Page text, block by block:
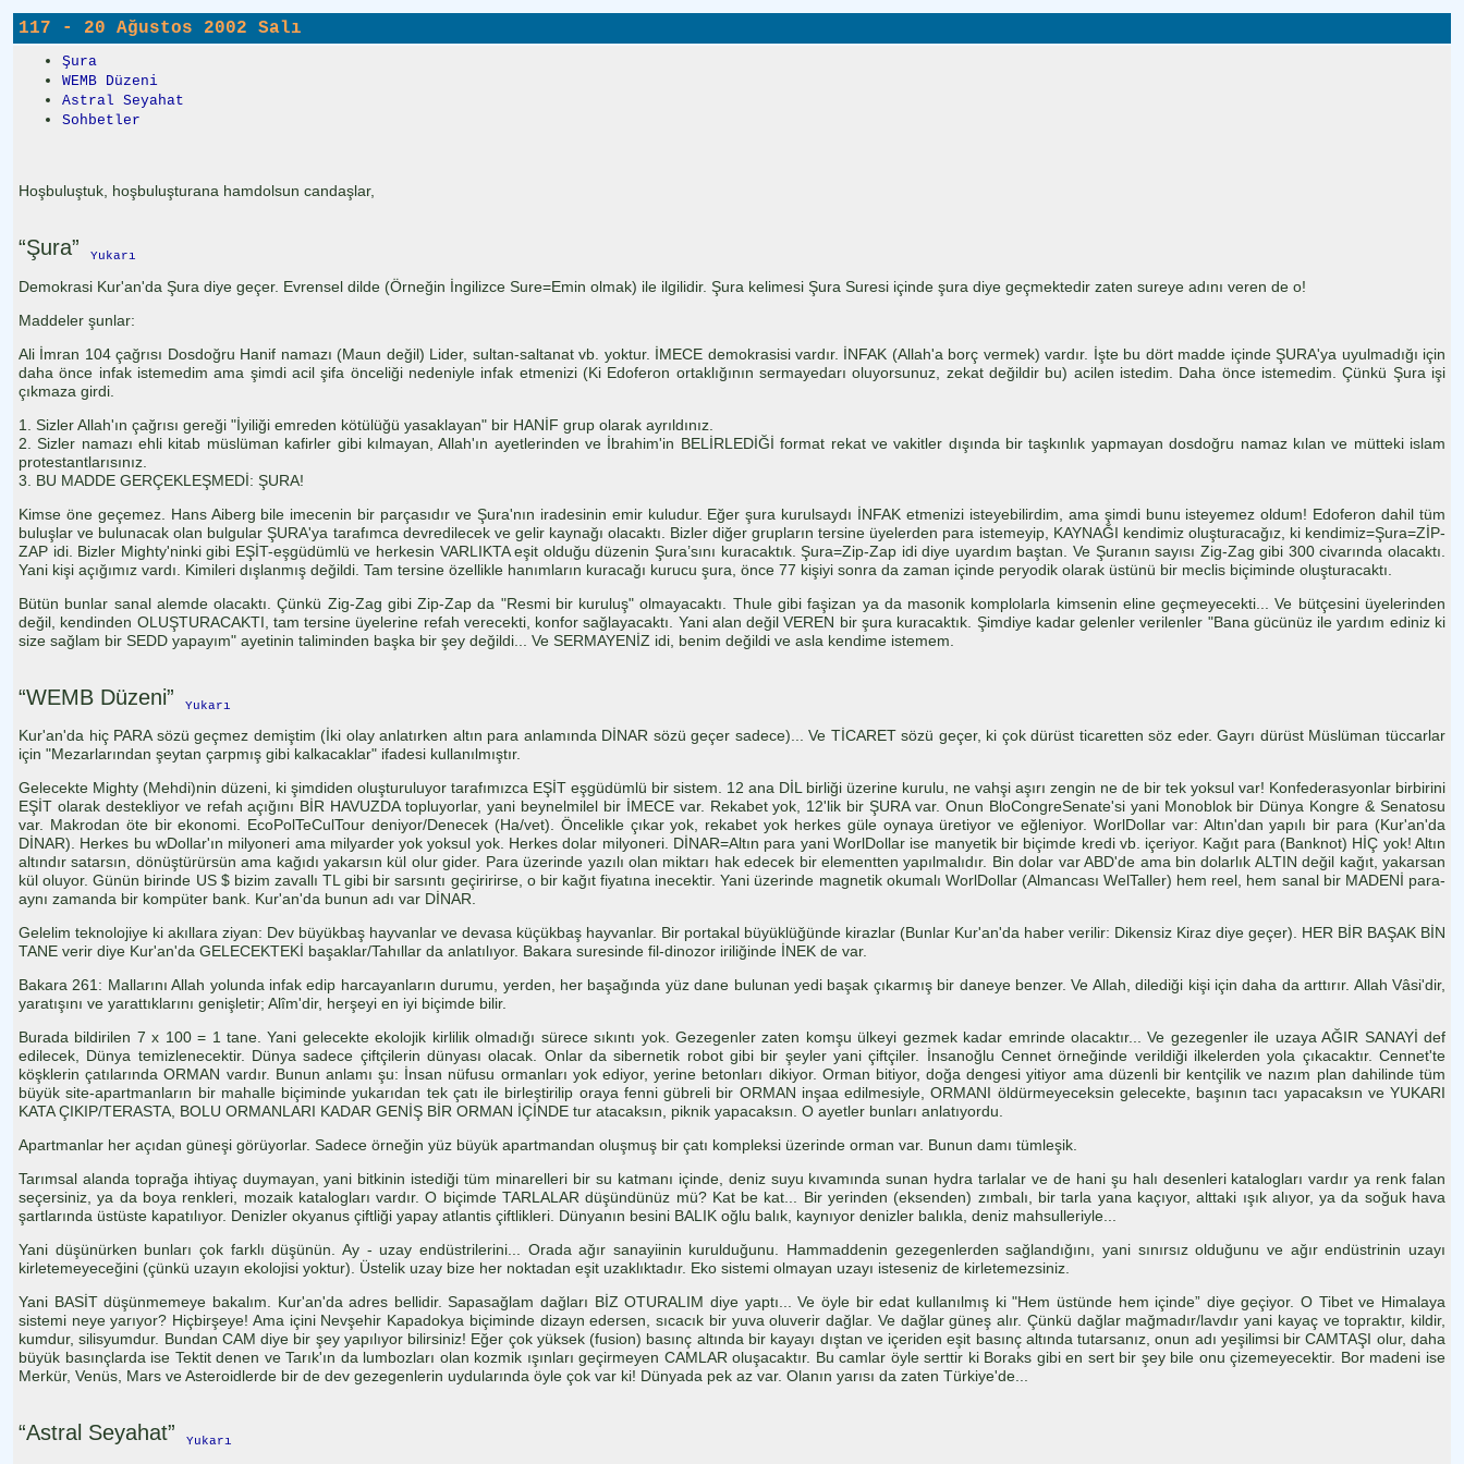
117 - 20 Ağustos 2002 Salı
Şura
WEMB Düzeni
Astral Seyahat
Sohbetler
Hoşbuluştuk, hoşbuluşturana hamdolsun candaşlar,
“Şura” Yukarı
Demokrasi Kur'an'da Şura diye geçer. Evrensel dilde (Örneğin İngilizce Sure=Emin olmak) ile ilgilidir. Şura kelimesi Şura Suresi içinde şura diye geçmektedir zaten sureye adını veren de o!
Maddeler şunlar:
Ali İmran 104 çağrısı Dosdoğru Hanif namazı (Maun değil) Lider, sultan-saltanat vb. yoktur. İMECE demokrasisi vardır. İNFAK (Allah'a borç vermek) vardır. İşte bu dört madde içinde ŞURA'ya uyulmadığı için
daha önce infak istemedim ama şimdi acil şifa önceliği nedeniyle infak etmenizi (Ki Edoferon ortaklığının sermayedarı oluyorsunuz, zekat değildir bu) acilen istedim. Daha önce istemedim. Çünkü Şura işi
çıkmaza girdi.
1. Sizler Allah'ın çağrısı gereği "İyiliği emreden kötülüğü yasaklayan" bir HANİF grup olarak ayrıldınız.
2. Sizler namazı ehli kitab müslüman kafirler gibi kılmayan, Allah'ın ayetlerinden ve İbrahim'in BELİRLEDİĞİ format rekat ve vakitler dışında bir taşkınlık yapmayan dosdoğru namaz kılan ve mütteki islam
protestantlarısınız.
3. BU MADDE GERÇEKLEŞMEDİ: ŞURA!
Kimse öne geçemez. Hans Aiberg bile imecenin bir parçasıdır ve Şura'nın iradesinin emir kuludur. Eğer şura kurulsaydı İNFAK etmenizi isteyebilirdim, ama şimdi bunu isteyemez oldum! Edoferon dahil tüm
buluşlar ve bulunacak olan bulgular ŞURA'ya tarafımca devredilecek ve gelir kaynağı olacaktı. Bizler diğer grupların tersine üyelerden para istemeyip, KAYNAĞI kendimiz oluşturacağız, ki kendimiz=Şura=ZİP-
ZAP idi. Bizler Mighty'ninki gibi EŞİT-eşgüdümlü ve herkesin VARLIKTA eşit olduğu düzenin Şura’sını kuracaktık. Şura=Zip-Zap idi diye uyardım baştan. Ve Şuranın sayısı Zig-Zag gibi 300 civarında olacaktı.
Yani kişi açığımız vardı. Kimileri dışlanmış değildi. Tam tersine özellikle hanımların kuracağı kurucu şura, önce 77 kişiyi sonra da zaman içinde peryodik olarak üstünü bir meclis biçiminde oluşturacaktı.
Bütün bunlar sanal alemde olacaktı. Çünkü Zig-Zag gibi Zip-Zap da "Resmi bir kuruluş" olmayacaktı. Thule gibi faşizan ya da masonik komplolarla kimsenin eline geçmeyecekti... Ve bütçesini üyelerinden
değil, kendinden OLUŞTURACAKTI, tam tersine üyelerine refah verecekti, konfor sağlayacaktı. Yani alan değil VEREN bir şura kuracaktık. Şimdiye kadar gelenler verilenler "Bana gücünüz ile yardım ediniz ki
size sağlam bir SEDD yapayım" ayetinin taliminden başka bir şey değildi... Ve SERMAYENİZ idi, benim değildi ve asla kendime istemem.
“WEMB Düzeni” Yukarı
Kur'an'da hiç PARA sözü geçmez demiştim (İki olay anlatırken altın para anlamında DİNAR sözü geçer sadece)... Ve TİCARET sözü geçer, ki çok dürüst ticaretten söz eder. Gayrı dürüst Müslüman tüccarlar
için "Mezarlarından şeytan çarpmış gibi kalkacaklar" ifadesi kullanılmıştır.
Gelecekte Mighty (Mehdi)nin düzeni, ki şimdiden oluşturuluyor tarafımızca EŞİT eşgüdümlü bir sistem. 12 ana DİL birliği üzerine kurulu, ne vahşi aşırı zengin ne de bir tek yoksul var! Konfederasyonlar birbirini
EŞİT olarak destekliyor ve refah açığını BİR HAVUZDA topluyorlar, yani beynelmilel bir İMECE var. Rekabet yok, 12'lik bir ŞURA var. Onun BloCongreSenate'si yani Monoblok bir Dünya Kongre & Senatosu
var. Makrodan öte bir ekonomi. EcoPolTeCulTour deniyor/Denecek (Ha/vet). Öncelikle çıkar yok, rekabet yok herkes güle oynaya üretiyor ve eğleniyor. WorlDollar var: Altın'dan yapılı bir para (Kur'an'da
DİNAR). Herkes bu wDollar'ın milyoneri ama milyarder yok yoksul yok. Herkes dolar milyoneri. DİNAR=Altın para yani WorlDollar ise manyetik bir biçimde kredi vb. içeriyor. Kağıt para (Banknot) HİÇ yok! Altın
altındır satarsın, dönüştürürsün ama kağıdı yakarsın kül olur gider. Para üzerinde yazılı olan miktarı hak edecek bir elementten yapılmalıdır. Bin dolar var ABD'de ama bin dolarlık ALTIN değil kağıt, yakarsan
kül oluyor. Günün birinde US $ bizim zavallı TL gibi bir sarsıntı geçiririrse, o bir kağıt fiyatına inecektir. Yani üzerinde magnetik okumalı WorlDollar (Almancası WelTaller) hem reel, hem sanal bir MADENİ para-
aynı zamanda bir kompüter bank. Kur'an'da bunun adı var DİNAR.
Gelelim teknolojiye ki akıllara ziyan: Dev büyükbaş hayvanlar ve devasa küçükbaş hayvanlar. Bir portakal büyüklüğünde kirazlar (Bunlar Kur'an'da haber verilir: Dikensiz Kiraz diye geçer). HER BİR BAŞAK BİN
TANE verir diye Kur'an'da GELECEKTEKİ başaklar/Tahıllar da anlatılıyor. Bakara suresinde fil-dinozor iriliğinde İNEK de var.
Bakara 261: Mallarını Allah yolunda infak edip harcayanların durumu, yerden, her başağında yüz dane bulunan yedi başak çıkarmış bir daneye benzer. Ve Allah, dilediği kişi için daha da arttırır. Allah Vâsi'dir,
yaratışını ve yarattıklarını genişletir; Alîm'dir, herşeyi en iyi biçimde bilir.
Burada bildirilen 7 x 100 = 1 tane. Yani gelecekte ekolojik kirlilik olmadığı sürece sıkıntı yok. Gezegenler zaten komşu ülkeyi gezmek kadar emrinde olacaktır... Ve gezegenler ile uzaya AĞIR SANAYİ def
edilecek, Dünya temizlenecektir. Dünya sadece çiftçilerin dünyası olacak. Onlar da sibernetik robot gibi bir şeyler yani çiftçiler. İnsanoğlu Cennet örneğinde verildiği ilkelerden yola çıkacaktır. Cennet'te
köşklerin çatılarında ORMAN vardır. Bunun anlamı şu: İnsan nüfusu ormanları yok ediyor, yerine betonları dikiyor. Orman bitiyor, doğa dengesi yitiyor ama düzenli bir kentçilik ve nazım plan dahilinde tüm
büyük site-apartmanların bir mahalle biçiminde yukarıdan tek çatı ile birleştirilip oraya fenni gübreli bir ORMAN inşaa edilmesiyle, ORMANI öldürmeyeceksin gelecekte, başının tacı yapacaksın ve YUKARI
KATA ÇIKIP/TERASTA, BOLU ORMANLARI KADAR GENİŞ BİR ORMAN İÇİNDE tur atacaksın, piknik yapacaksın. O ayetler bunları anlatıyordu.
Apartmanlar her açıdan güneşi görüyorlar. Sadece örneğin yüz büyük apartmandan oluşmuş bir çatı kompleksi üzerinde orman var. Bunun damı tümleşik.
Tarımsal alanda toprağa ihtiyaç duymayan, yani bitkinin istediği tüm minarelleri bir su katmanı içinde, deniz suyu kıvamında sunan hydra tarlalar ve de hani şu halı desenleri katalogları vardır ya renk falan
seçersiniz, ya da boya renkleri, mozaik katalogları vardır. O biçimde TARLALAR düşündünüz mü? Kat be kat... Bir yerinden (eksenden) zımbalı, bir tarla yana kaçıyor, alttaki ışık alıyor, ya da soğuk hava
şartlarında üstüste kapatılıyor. Denizler okyanus çiftliği yapay atlantis çiftlikleri. Dünyanın besini BALIK oğlu balık, kaynıyor denizler balıkla, deniz mahsulleriyle...
Yani düşünürken bunları çok farklı düşünün. Ay - uzay endüstrilerini... Orada ağır sanayiinin kurulduğunu. Hammaddenin gezegenlerden sağlandığını, yani sınırsız olduğunu ve ağır endüstrinin uzayı
kirletemeyeceğini (çünkü uzayın ekolojisi yoktur). Üstelik uzay bize her noktadan eşit uzaklıktadır. Eko sistemi olmayan uzayı isteseniz de kirletemezsiniz.
Yani BASİT düşünmemeye bakalım. Kur'an'da adres bellidir. Sapasağlam dağları BİZ OTURALIM diye yaptı... Ve öyle bir edat kullanılmış ki "Hem üstünde hem içinde” diye geçiyor. O Tibet ve Himalaya
sistemi neye yarıyor? Hiçbirşeye! Ama içini Nevşehir Kapadokya biçiminde dizayn edersen, sıcacık bir yuva oluverir dağlar. Ve dağlar güneş alır. Çünkü dağlar mağmadır/lavdır yani kayaç ve topraktır, kildir,
kumdur, silisyumdur. Bundan CAM diye bir şey yapılıyor bilirsiniz! Eğer çok yüksek (fusion) basınç altında bir kayayı dıştan ve içeriden eşit basınç altında tutarsanız, onun adı yeşilimsi bir CAMTAŞI olur, daha
büyük basınçlarda ise Tektit denen ve Tarık'ın da lumbozları olan kozmik ışınları geçirmeyen CAMLAR oluşacaktır. Bu camlar öyle serttir ki Boraks gibi en sert bir şey bile onu çizemeyecektir. Bor madeni ise
Merkür, Venüs, Mars ve Asteroidlerde bir de dev gezegenlerin uydularında öyle çok var ki! Dünyada pek az var. Olanın yarısı da zaten Türkiye'de...
“Astral Seyahat” Yukarı